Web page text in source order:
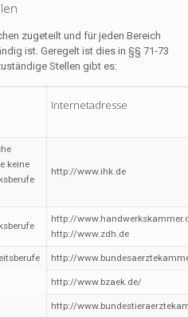
zugeteilt und für jeden Bereich
ist. Geregelt ist dies in §§ 71-73
Stellen gibt es:
Internetadresse
keine
http://www.ihk.de
http://
http://www.zdh.de
http://
http://www.bzaek.de/
http://